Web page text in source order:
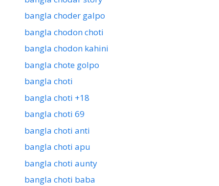
bangla choder galpo
bangla chodon choti
bangla chodon kahini
bangla chote golpo
bangla choti
bangla choti +18
bangla choti 69
bangla choti anti
bangla choti apu
bangla choti aunty
bangla choti baba